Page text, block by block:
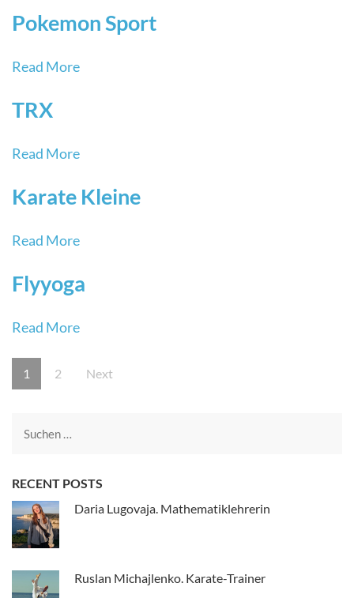
Pokemon Sport
Read More
TRX
Read More
Karate Kleine
Read More
Flyyoga
Read More
Seitennummerierung
der
Page
1 Page
2 Next
Suche
RECENT POSTS
Daria Lugovaja. Mathematiklehrerin
Ruslan Michajlenko. Karate-Trainer